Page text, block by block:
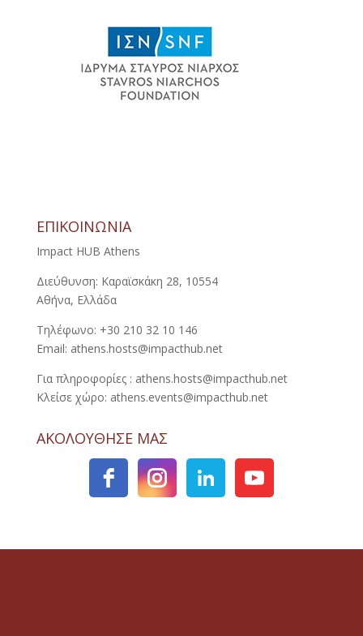
ΕΠΙΚΟΙΝΩΝΙΑ
Impact HUB Athens
Διεύθυνση: Καραϊσκάκη 28, 10554
Αθήνα, Ελλάδα
Τηλέφωνο: +30 210 32 10 146
Email: athens.hosts@impacthub.net
Για πληροφορίες : athens.hosts@impacthub.net
Κλείσε χώρο: athens.events@impacthub.net
ΑΚΟΛΟΥΘΗΣΕ ΜΑΣ